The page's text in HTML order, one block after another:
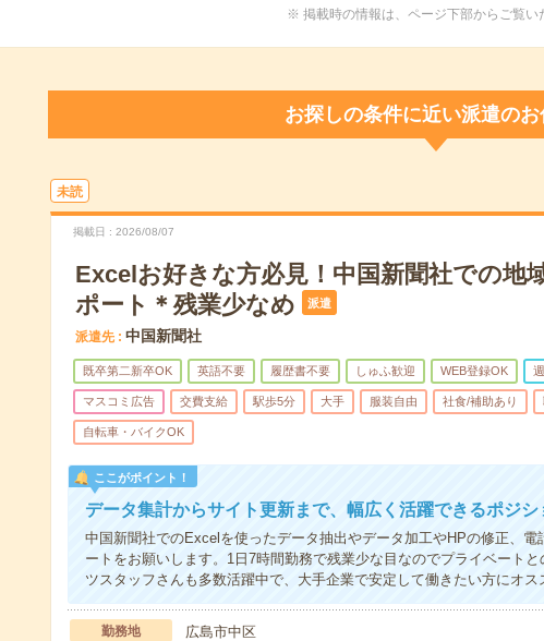
※ 掲載時の情報は、ページ下部からご覧い
お探しの条件に近い派遣の
未読
掲載日 2026/08/07
Excelお好きな方必見！中国新聞社での地
ポート＊残業少なめ
派遣
派遣先 中国新聞社
既卒第二新卒OK 英語不要 履歴書不要 しゅふ歓迎 WEB登録OK
マスコミ広告 交費支給 駅歩5分 大手 服装自由 社食/補助あり
自転車・バイクOK
ここがポイント！
データ集計からサイト更新まで、幅広く活躍できるポジ
中国新聞社でのExcelを使ったデータ抽出やデータ加工やHPの修正、
ートをお願いします。1日7時間勤務で残業少な目なのでプライベート
ツスタッフさんも多数活躍中で、大手企業で安定して働きたい方にオス
勤務地
広島市中区